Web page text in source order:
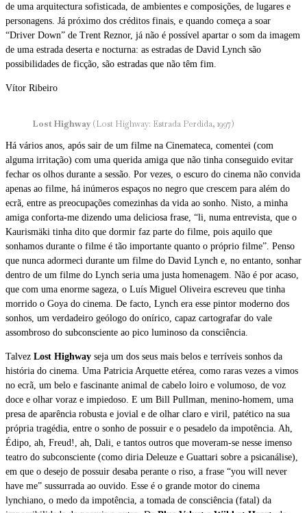
de uma arquitectura sofisticada, de ambientes e composições, de lugares e
personagens. Já próximo dos créditos finais, e quando começa a soar
“Driver Down” de Trent Reznor, já não é possível apartar o som da imagem
de uma estrada deserta e nocturna: as estradas de David Lynch são
possibilidades de ficção, são estradas que não têm fim.
Vítor Ribeiro
Lost Highway (Lost Highway: Estrada Perdida, 1997)
Há vários anos, após sair de um filme na Cinemateca, comentei (com
alguma irritação) com uma querida amiga que não tinha conseguido evitar
fechar os olhos durante a sessão. Por vezes, o escuro do cinema não convida
apenas ao filme, há inúmeros espaços no negro que crescem para além do
ecrã, entre as preocupações comezinhas da vida ao sonho. Nisto, a minha
amiga conforta-me dizendo uma deliciosa frase, “li, numa entrevista, que o
Kaurismäki tinha dito que dormir faz parte do filme, pois aquilo que
sonhamos durante o filme é tão importante quanto o próprio filme”. Penso
que nunca adormeci durante um filme do David Lynch e, no entanto, sonhar
dentro de um filme do Lynch seria uma justa homenagem. Não é por acaso,
que com uma enorme sageza, o Luís Miguel Oliveira escreveu que tinha
morrido o Goya do cinema. De facto, Lynch era esse pintor moderno dos
sonhos, um verdadeiro geólogo do onírico, capaz cartografar do vale
assombroso do subconsciente ao pico luminoso da consciência.
Talvez Lost Highway seja um dos seus mais belos e terríveis sonhos da
história do cinema. Uma Patricia Arquette etérea, como raras vezes a vimos
no ecrã, um belo e fascinante animal de cabelo loiro e volumoso, de voz
doce e olhar voraz e impiedoso. E um Bill Pullman, menino-homem, uma
presa de aparência robusta e jovial e de olhar claro e viril, patético na sua
própria tragédia, entre o sonho de possuir e o pesadelo da impotência. Ah,
Édipo, ah, Freud!, ah, Dali, e tantos outros que moveram-se nesse imenso
teatro do subconsciente (como diria Deleuze e Guattari sobre a psicanálise),
em que o desejo de possuir desaba perante o riso, a frase “you will never
have me” sussurrada ao ouvido. Esse é o grande motor do cinema
lynchiano, o medo da impotência, a tomada de consciência (fatal) da